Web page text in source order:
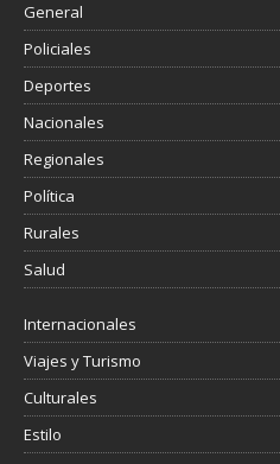
General
Policiales
Deportes
Nacionales
Regionales
Política
Rurales
Salud
Internacionales
Viajes y Turismo
Culturales
Estilo